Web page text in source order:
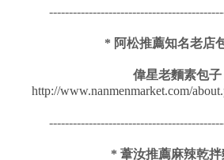
* 阿松推薦知名老店
偉星老麵素包子
http://www.nanmenmarket.com/
* 葦汝推薦麻辣乾